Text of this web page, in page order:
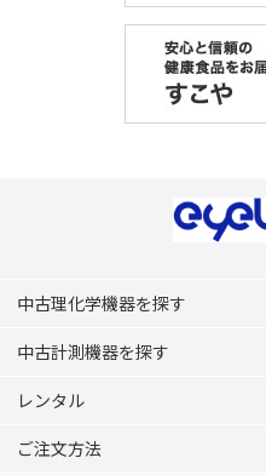
中古理化学機器を探す
中古計測機器を探す
レンタル
ご注文方法